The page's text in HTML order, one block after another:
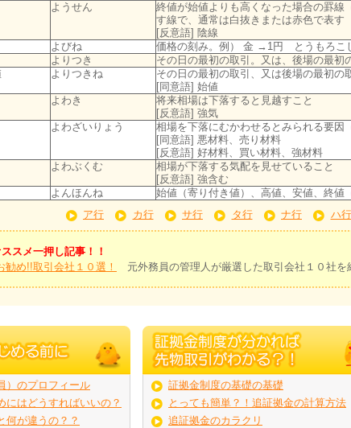
ようせん
終値が始値よりも高くなった場合の罫線
す線で、通常は白抜きまたは赤色で表す
[反意語] 陰線
よびね
価格の刻み。例） 金 →1円 とうもろ
よりつき
その日の最初の取引。又は、後場の最初
よりつきね
その日の最初の取引、又は後場の最初の
[同意語] 始値
よわき
将来相場は下落すると見越すこと
[反意語] 強気
よわざいりょう
相場を下落にむかわせるとみられる要因
[同意語] 悪材料、売り材料
[反意語] 好材料、買い材料、強材料
よわぶくむ
相場が下落する気配を見せていること
[反意語] 強含む
よんほんね
始値（寄り付き値）、高値、安値、終値
ア行
カ行 サ行 タ行 ナ行 ハ行
スメ一押し記事！！
勧め!!取引会社１０選！
元外務員の管理人が厳選した取引会社１０社を
）のプロフィール
にはどうすればいいの？
何が違うの？？
証拠金制度の基礎の基礎
とっても簡単？！追証拠金の計算方法
追証拠金のカラクリ